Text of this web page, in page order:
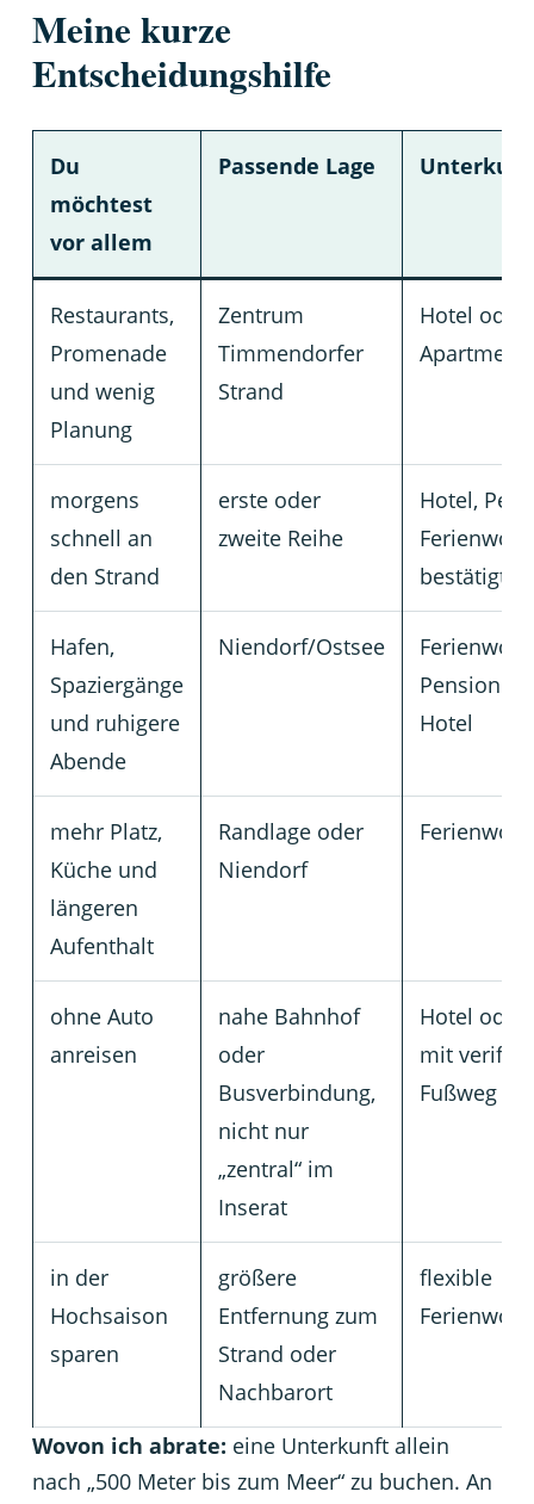
Meine kurze
Entscheidungshilfe
Du
möchtest
vor allem
Passende Lage
Restaurants,
Promenade
und wenig
Planung
Zentrum
Timmendorfer
Strand
Hotel oder
morgens
schnell an
den Strand
erste oder
zweite Reihe
Hotel,
bestätigter
Hafen,
Spaziergänge
und ruhigere
Abende
Niendorf/Ostsee
Pension
Hotel
mehr Platz,
Küche und
längeren
Aufenthalt
Randlage oder
Niendorf
ohne Auto
anreisen
nahe Bahnhof
oder
Busverbindung,
nicht nur
„zentral“ im
Inserat
Hotel oder
mit
Fußweg
in der
Hochsaison
sparen
größere
Entfernung zum
Strand oder
Nachbarort
flexible
Wovon ich abrate: eine Unterkunft allein
nach „500 Meter bis zum Meer“ zu buchen. An